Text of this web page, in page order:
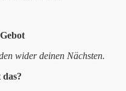
wider deinen Nächsten.
das?